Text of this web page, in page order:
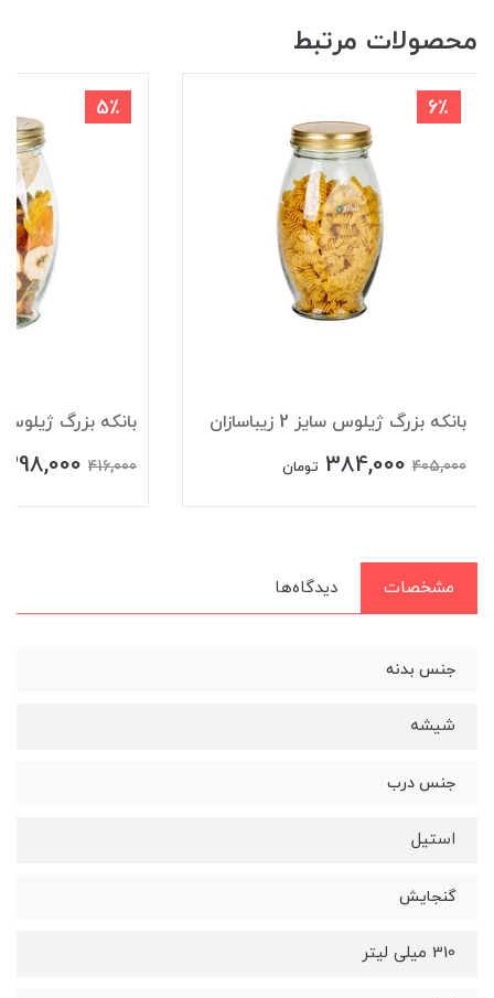
محصولات مرتبط
6٪
بانکه بزرگ ژیلوس سایز 2 زیباسازان
405,000
384,000 تومان
5٪
بانکه بزرگ ژیلوس سایز 1
416,000
398,000
مشخصات دیدگاه‌ها
جنس بدنه
شیشه
جنس درب
استیل
گنجایش
310 میلی لیتر